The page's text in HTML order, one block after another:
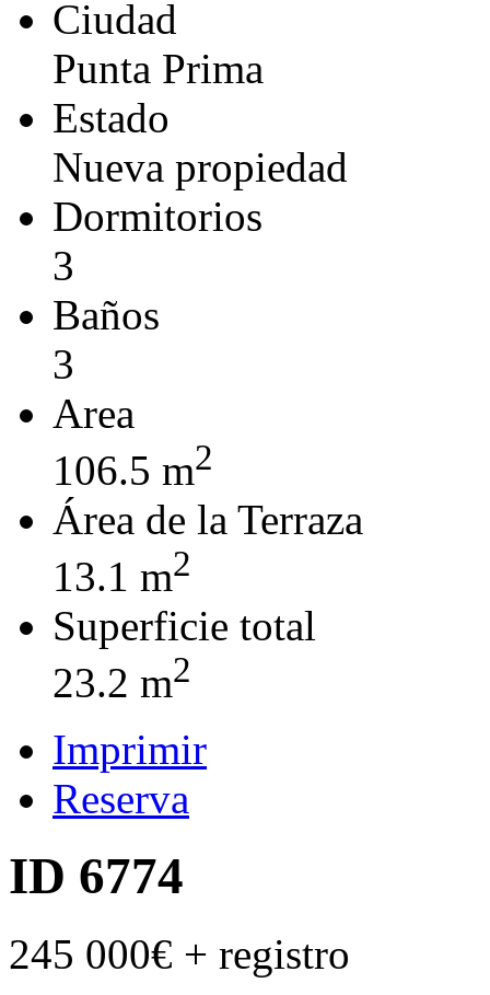
Ciudad
Punta Prima
Estado
Nueva propiedad
Dormitorios
3
Baños
3
Area
106.5 m2
Área de la Terraza
13.1 m2
Superficie total
23.2 m2
Imprimir
Reserva
ID 6774
245 000€ + registro